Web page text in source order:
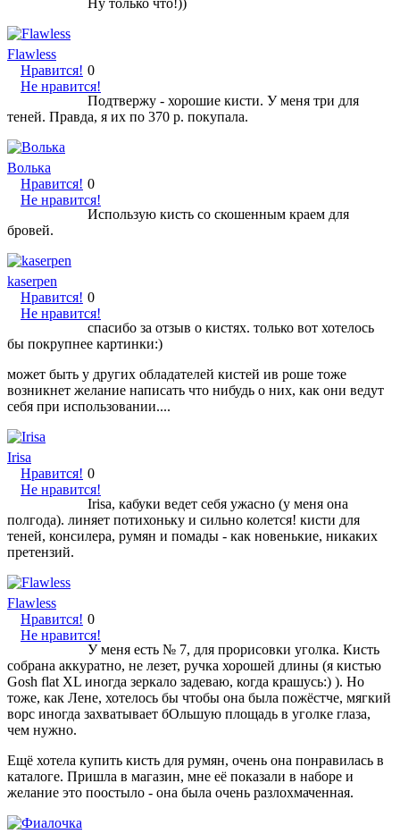
Flawless
Нравится!
Не нравится!
0
Подтвержу - хорошие кисти. У меня три для
теней. Правда, я их по 370 р. покупала.
Волька
Нравится!
Не нравится!
0
Использую кисть со скошенным краем для
бровей.
kaserpen
Нравится!
Не нравится!
0
спасибо за отзыв о кистях. только вот хотелось
бы покрупнее картинки:)
может быть у других обладателей кистей ив роше тоже
возникнет желание написать что нибудь о них, как они ведут
себя при использовании....
Irisa
Нравится!
Не нравится!
0
Irisa, кабуки ведет себя ужасно (у меня она
полгода). линяет потихоньку и сильно колется! кисти для
теней, консилера, румян и помады - как новенькие, никаких
претензий.
Flawless
Нравится!
Не нравится!
0
У меня есть № 7, для прорисовки уголка. Кисть
собрана аккуратно, не лезет, ручка хорошей длины (я кистью
Gosh flat XL иногда зеркало задеваю, когда крашусь:) ). Но
тоже, как Лене, хотелось бы чтобы она была пожёстче, мягкий
ворс иногда захватывает бОльшую площадь в уголке глаза,
чем нужно.
Ещё хотела купить кисть для румян, очень она понравилась в
каталоге. Пришла в магазин, мне её показали в наборе и
желание это поостыло - она была очень разлохмаченная.